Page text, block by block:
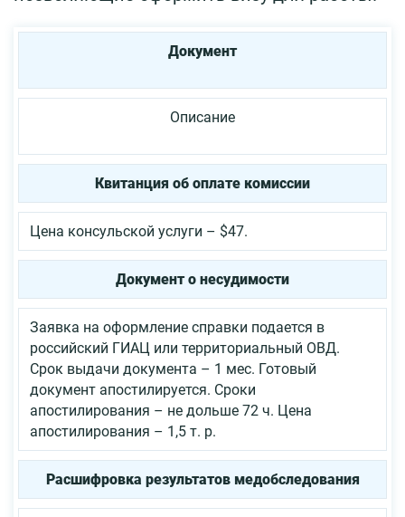
Документ
Описание
Квитанция об оплате комиссии
Цена консульской услуги – $47.
Документ о несудимости
Заявка на оформление справки подается в
российский ГИАЦ или территориальный ОВД.
Срок выдачи документа – 1 мес. Готовый
документ апостилируется. Сроки
апостилирования – не дольше 72 ч. Цена
апостилирования – 1,5 т. р.
Расшифровка результатов медобследования